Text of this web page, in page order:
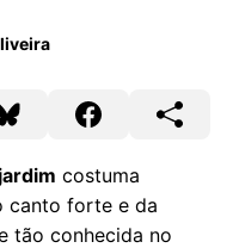
costuma
canto forte e da
tão conhecida no